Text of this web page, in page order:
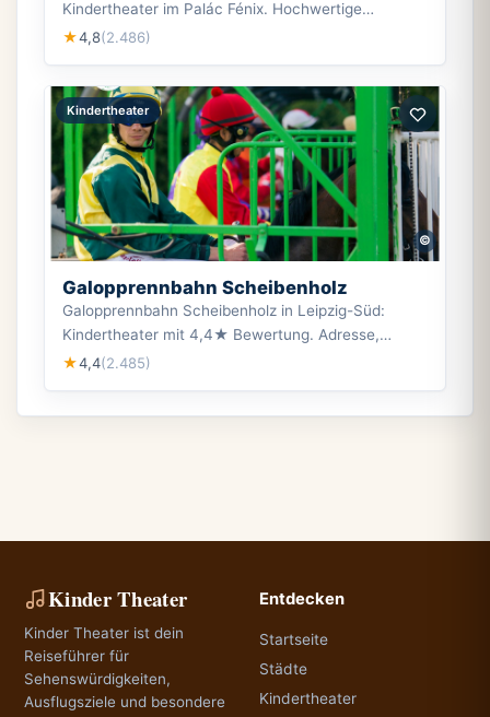
Kindertheater im Palác Fénix. Hochwertige
Produktionen für Kinder. Bewertung: 4.8/5.
★4,8(2.486)
©
Kindertheater
Galopprennbahn Scheibenholz
Galopprennbahn Scheibenholz in Leipzig-Süd:
Kindertheater mit 4,4★ Bewertung. Adresse,
Öffnungszeiten und Besucherinformationen.
★4,4(2.485)
Kinder Theater
Kinder Theater ist dein
Reiseführer für
Sehenswürdigkeiten,
Ausflugsziele und besondere
Entdecken
Startseite
Städte
Kindertheater